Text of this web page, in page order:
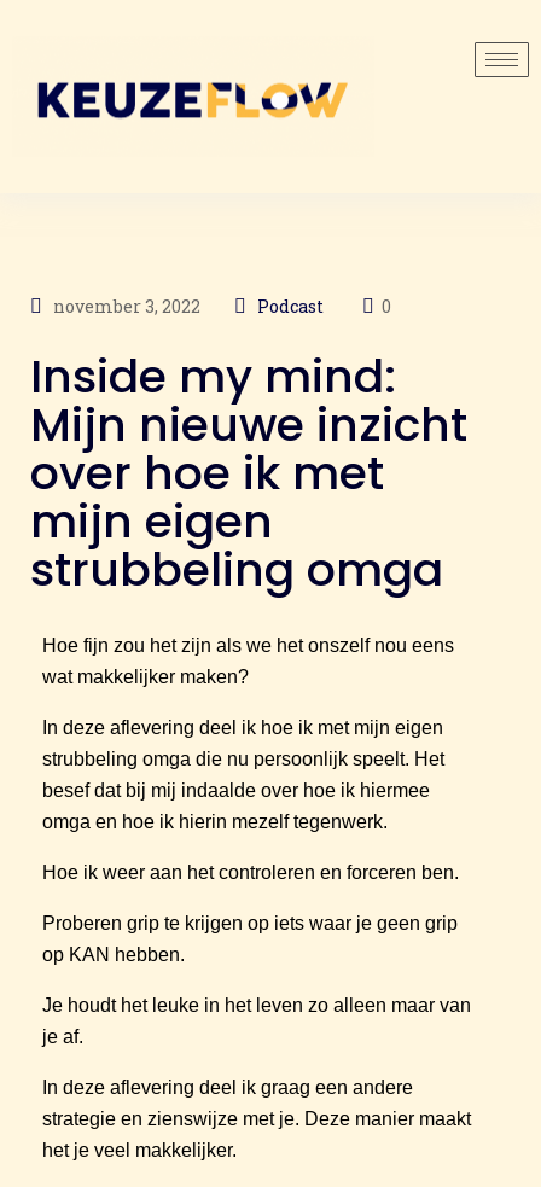
november 3, 2022 Podcast 0
Inside my mind:
Mijn nieuwe inzicht
over hoe ik met
mijn eigen
strubbeling omga
Hoe fijn zou het zijn als we het onszelf nou eens
wat makkelijker maken?
In deze aflevering deel ik hoe ik met mijn eigen
strubbeling omga die nu persoonlijk speelt. Het
besef dat bij mij indaalde over hoe ik hiermee
omga en hoe ik hierin mezelf tegenwerk.
Hoe ik weer aan het controleren en forceren ben.
Proberen grip te krijgen op iets waar je geen grip
op KAN hebben.
Je houdt het leuke in het leven zo alleen maar van
je af.
In deze aflevering deel ik graag een andere
strategie en zienswijze met je. Deze manier maakt
het je veel makkelijker.